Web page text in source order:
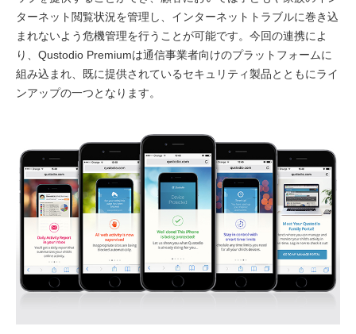
ターネット閲覧状況を管理し、インターネットトラブルに巻き込
まれないよう危機管理を行うことが可能です。今回の連携によ
り、Qustodio Premiumは通信事業者向けのプラットフォームに
組み込まれ、既に提供されているセキュリティ製品とともにライ
ンアップの一つとなります。